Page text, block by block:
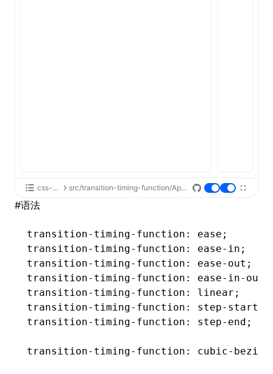
css-api src/transition-timing-function/App.tsx
#语法
transition-timing-function : ease;
transition-timing-function : ease-in ;
transition-timing-function : ease-out ;
transition-timing-function : ease-in-out
transition-timing-function : linear;
transition-timing-function : step-start
transition-timing-function : step-end ;
transition-timing-function : cubic-